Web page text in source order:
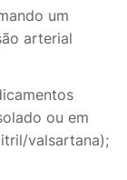
um
arterial
ou em
valsartana);